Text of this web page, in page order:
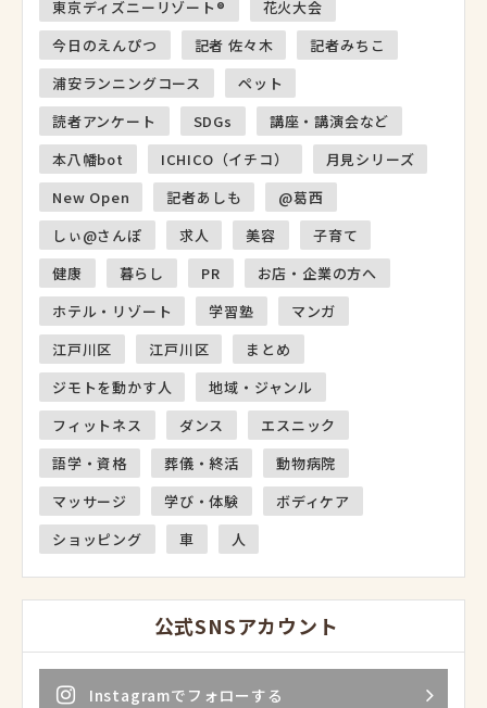
東京ディズニーリゾート®
花火大会
今日のえんぴつ
記者 佐々木
記者みちこ
浦安ランニングコース
ペット
読者アンケート
SDGs
講座・講演会など
本八幡bot
ICHICO（イチコ）
月見シリーズ
New Open
記者あしも
@葛西
しぃ@さんぽ
求人 美容
子育て
健康
暮らし PR
お店・企業の方へ
ホテル・リゾート
学習塾
マンガ
江戸川区
江戸川区
まとめ
ジモトを動かす人
地域・ジャンル
フィットネス
ダンス
エスニック
語学・資格
葬儀・終活
動物病院
マッサージ
学び・体験
ボディケア
ショッピング
車 人
公式SNSアカウント
Instagramでフォローする